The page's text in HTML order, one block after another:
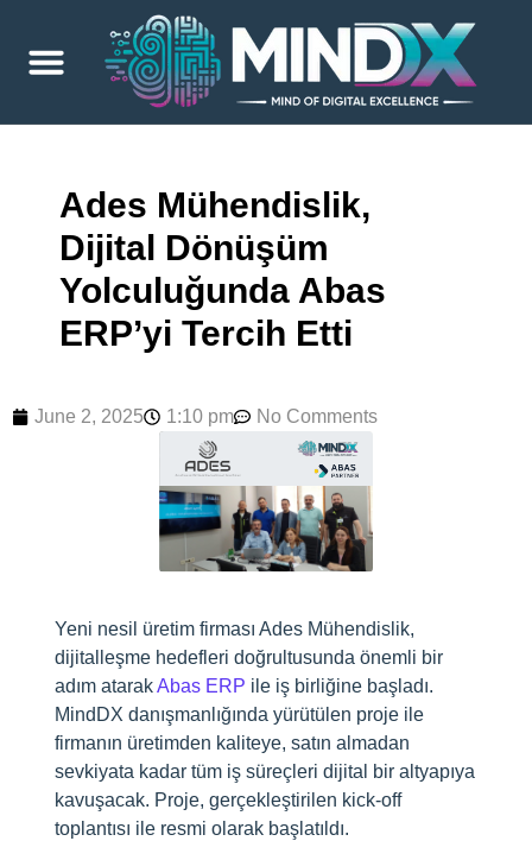
Ades Mühendislik,
Dijital Dönüşüm
Yolculuğunda Abas
ERP’yi Tercih Etti
June 2, 2025 1:10 pm No Comments
Yeni nesil üretim firması Ades Mühendislik,
dijitalleşme hedefleri doğrultusunda önemli bir
adım atarakAbas ERP ile iş birliğine başladı.
MindDX danışmanlığında yürütülen proje ile
firmanın üretimden kaliteye, satın almadan
sevkiyata kadar tüm iş süreçleri dijital bir altyapıya
kavuşacak. Proje, gerçekleştirilen kick-off
toplantısı ile resmi olarak başlatıldı.